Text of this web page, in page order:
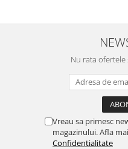
Nu rata
Vreau sa primesc
magazinului. Afla
Confidentialitate